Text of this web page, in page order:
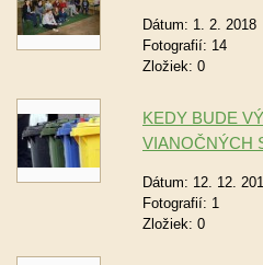
Dátum: 1. 2. 2018
Fotografií: 14
Zložiek: 0
KEDY BUDE
VIANOČNÝCH
Dátum: 12. 12.
Fotografií: 1
Zložiek: 0